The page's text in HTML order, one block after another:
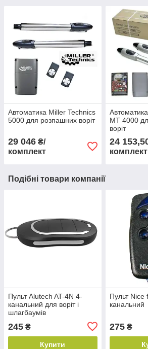
Автоматика Miller Technics
5000 для розпашних воріт
29 046 ₴/
комплект
MT 4000
воріт
24
комплект
Подібні товари компанії
Пульт Alutech AT-4N 4-
канальний для воріт і
шлагбаумів
245 ₴
Купити
Пульт Nice
канальний
275₴